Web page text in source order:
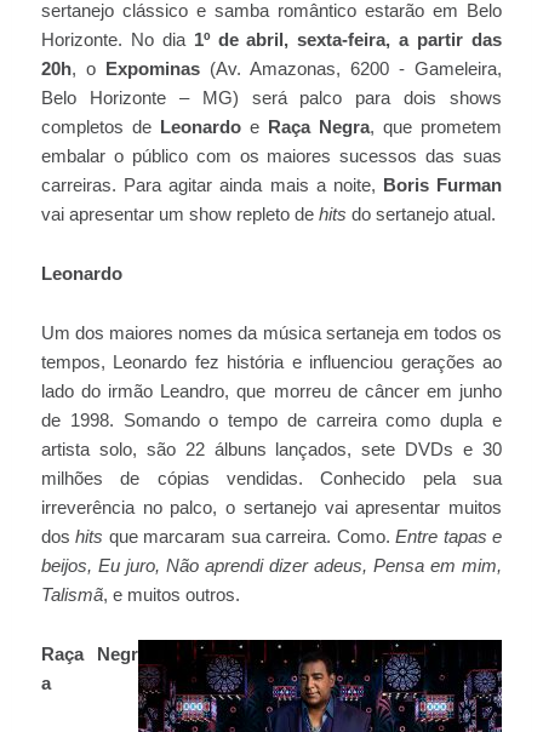
sertanejo clássico e samba romântico estarão em Belo
Horizonte. No dia 1º de abril, sexta-feira, a partir das
20h, o Expominas (Av. Amazonas, 6200 - Gameleira,
Belo Horizonte – MG) será palco para dois shows
completos de
Leonardo e Raça Negra, que prometem
embalar o público com os maiores sucessos das suas
carreiras. Para agitar ainda mais a noite,
Boris Furman
vai apresentar um show repleto de hits do sertanejo atual.
Leonardo
Um dos maiores nomes da música sertaneja em todos os
tempos, Leonardo fez história e influenciou gerações ao
lado do irmão Leandro, que morreu de câncer em junho
de 1998. Somando o tempo de carreira como dupla e
artista solo, são 22 álbuns lançados, sete DVDs e 30
milhões de cópias vendidas. Conhecido pela sua
irreverência no palco, o sertanejo vai apresentar muitos
doshits que marcaram sua carreira. Como.Entre tapas e
beijos, Eu juro, Não aprendi dizer adeus, Pensa em mim,
Talismã, e muitos outros.
Raça
Negr
a